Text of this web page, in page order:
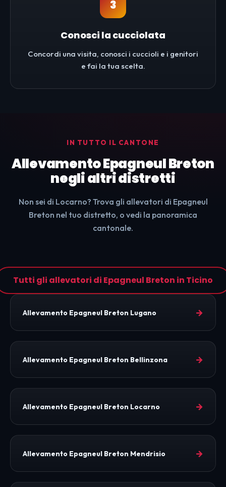
3
Conosci la cucciolata
Concordi una visita, conosci i cuccioli e i genitori
e fai la tua scelta.
IN TUTTO IL CANTONE
Allevamento Epagneul Breton
negli altri distretti
Non sei di Locarno? Trova gli allevatori di Epagneul
Breton nel tuo distretto, o vedi la panoramica
cantonale.
Tutti gli allevatori di Epagneul Breton in Ticino
Allevamento Epagneul Breton Lugano →
Allevamento Epagneul Breton Bellinzona →
Allevamento Epagneul Breton Locarno →
Allevamento Epagneul Breton Mendrisio →